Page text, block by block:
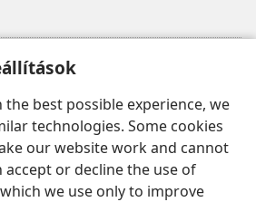
best possible experience, we
technologies. Some cookies
our website work and cannot
accept or decline the use of
we use only to improve